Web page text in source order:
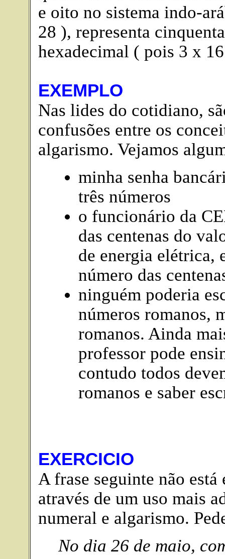
e oito no sistema indo-
28 ), representa
hexadecimal ( pois 3 x
EXEMPLO
Nas lides do cotidiano,
confusões entre os
algarismo. Vejamos
minha senha
três números
o funcionário da
das centenas do
de energia elétrica,
número das
ninguém poderia
números romanos,
romanos. Ainda
professor pode
contudo todos
romanos e saber
EXERCICIO
A frase seguinte não
através de um uso mais
numeral e algarismo.
No dia 26 de maio,